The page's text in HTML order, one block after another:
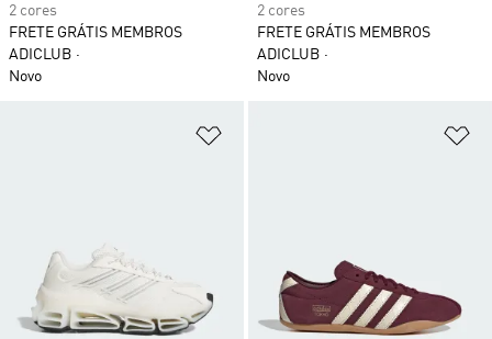
2 cores
FRETE GRÁTIS MEMBROS
ADICLUB
Novo
2 cores
FRETE GRÁTIS MEMBROS
ADICLUB
Novo